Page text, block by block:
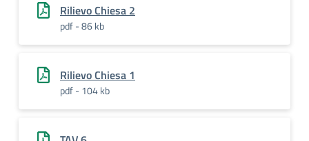
Rilievo Chiesa 2
pdf - 86 kb
Rilievo Chiesa 1
pdf - 104 kb